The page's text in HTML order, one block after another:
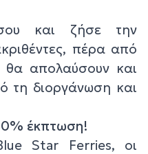
και ζήσε την
πέρα από
θα απολαύσουν και
τη διοργάνωση και
έκπτωση!
Star Ferries, οι